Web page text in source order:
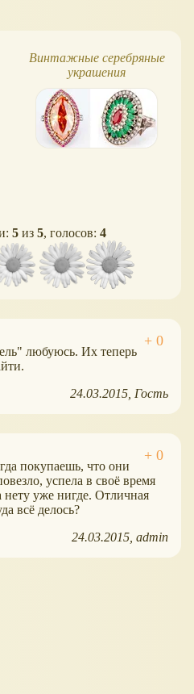
Винтажные серебряные
украшения
5 из 5, голосов: 4
любуюсь. Их теперь
24.03.2015 Гость
покупаешь, что они
успела в своё время
нету уже нигде. Отличная
всё делось?
24.03.2015 admin